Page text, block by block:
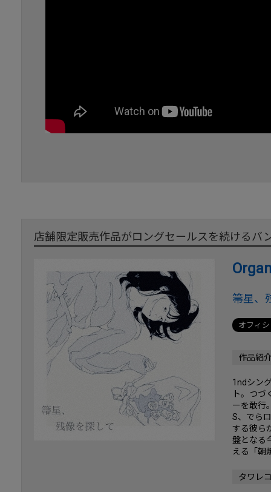
店舗限定販売作品がロングセールスを続けるバ
箒星、
オフィ
作品紹
1ndシン
ト。つ
ーを敢行
S、でら
する彼ら
盤となる
える「朝
タワレ